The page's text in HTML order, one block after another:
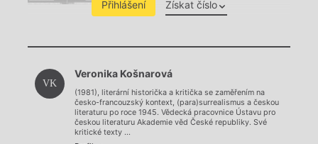
Přihlášení Získat číslo
Chviličku.
Načítá se.
VK
Veronika Košnarová
(1981), literární historička a kritička se zaměřením na
česko-francouzský kontext, (para)surrealismus a českou
literaturu po roce 1945. Vědecká pracovnice Ústavu pro
českou literaturu Akademie věd České republiky. Své
kritické texty ...